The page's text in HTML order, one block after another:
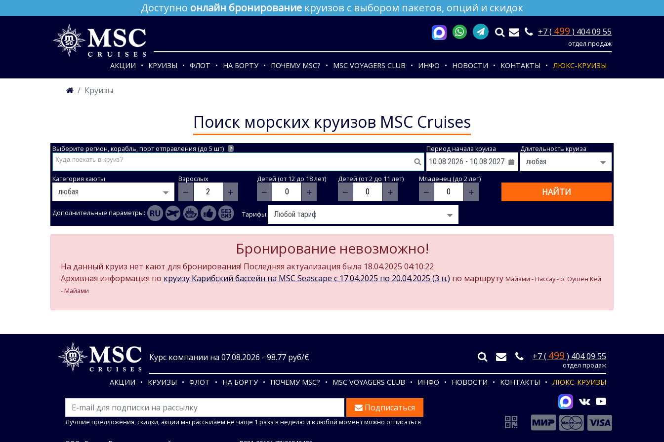
Доступно онлайн бронирование круизов с выбором пакетов, опций и скидок
+7 ( 499 ) 404 09 55
отдел продаж
АКЦИИ КРУИЗЫ ФЛОТ НА БОРТУ ПОЧЕМУ MSC? MSC VOYAGERS CLUB ИНФО НОВОСТИ КОНТАКТЫ ЛЮКС-КРУИЗЫ
Круизы
Поиск морских круизов MSC Cruises
Выберите регион, корабль, порт отправления (до 5 шт) ? Период начала круиза Длительность круиза
Категория каюты Взрослых
− +
Детей (от 12 до 18 лет)
− +
Детей (от 2 до 11 лет)
− +
Младенец (до 2 лет)
− + НАЙТИ
Дополнительные параметры: Тарифы:
Бронирование невозможно!
На данный круиз нет кают для бронирования! Последняя актуализация была 18.04.2025 04:10:22
Архивная информация по круизу Карибский бассейн на MSC Seascape c 17.04.2025 по 20.04.2025 (3 н.) по маршруту Майами - Нассау - о. Оушен Кей
- Майами
Курс компании на 07.08.2026 - 98.77 руб/€ +7 ( 499 ) 404 09 55
отдел продаж
АКЦИИ КРУИЗЫ ФЛОТ НА БОРТУ ПОЧЕМУ MSC? MSC VOYAGERS CLUB ИНФО НОВОСТИ КОНТАКТЫ ЛЮКС-КРУИЗЫ
Подписаться
Лучшие предложения, скидки, акции мы рассылаем не чаще 1 раза в неделю и в любой момент можно отписаться